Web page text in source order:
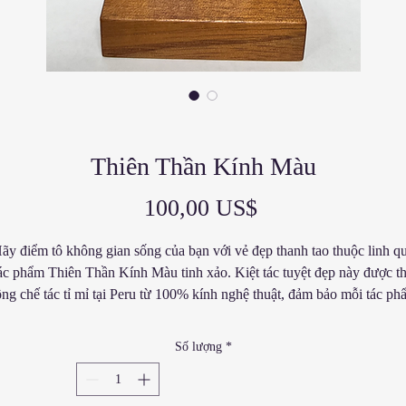
Thiên Thần Kính Màu
100,00 US$Giá
điểm tô không gian sống của bạn với vẻ đẹp thanh tao thuộc linh
phẩm Thiên Thần Kính Màu tinh xảo. Kiệt tác tuyệt đẹp này được
chế tác tỉ mỉ tại Peru từ 100% kính nghệ thuật, đảm bảo mỗi tác
của thiên thần mang đến vẻ duyên dáng và thẩm mỹ cho mọi không gian.
Dù dùng để chiêm nghiệm cá nhân hay làm quà tặng cho người thân yêu,
đây đều là tuyệt phẩm nghệ thuật tôn giáo vượt thời gian cho mọi bộ sưu
Số lượng *